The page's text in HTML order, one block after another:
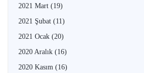
2021 Mart (19)
2021 Şubat (11)
2021 Ocak (20)
2020 Aralık (16)
2020 Kasım (16)